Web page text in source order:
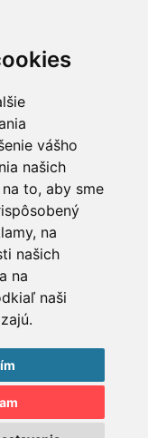
vášho
našich
to, aby sme
na
našich
na
naši
Pravidlá cookies